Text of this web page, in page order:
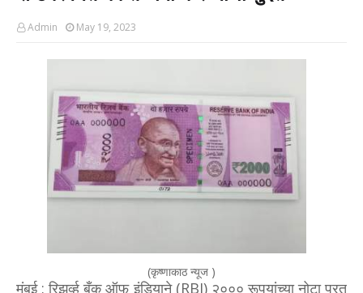
Admin May 19, 2023
(कृष्णाकाठ न्यूज )
मुंबई : रिझर्व्ह बँक ऑफ इंडियाने (RBI) २००० रूपयांच्या नोटा परत